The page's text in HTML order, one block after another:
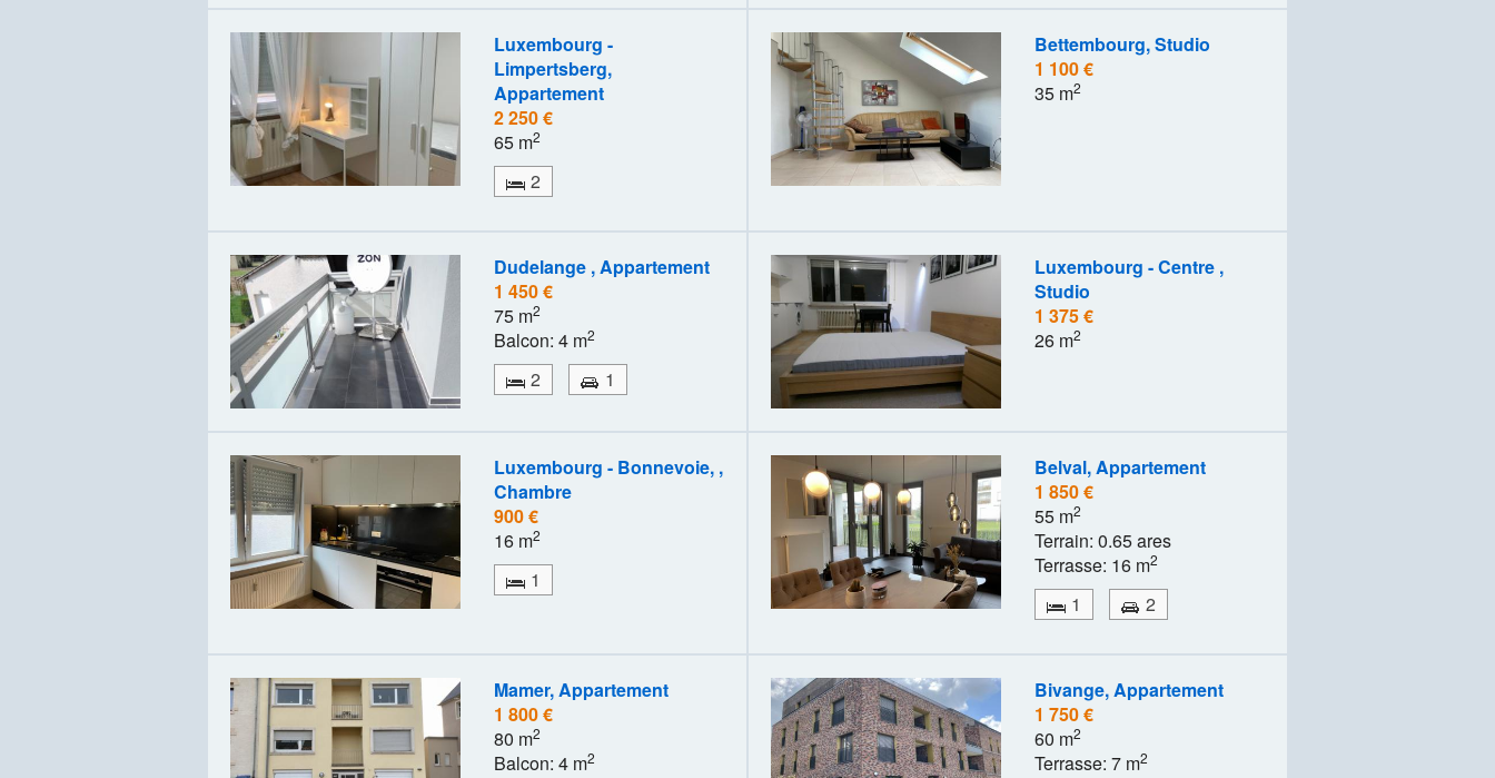
Luxembourg -
Limpertsberg,
Appartement
2 250 €
65 m2
2
Bettembourg, Studio
1 100 €
35 m2
Dudelange , Appartement
1 450 €
75 m2
Balcon: 4 m2
2 1
Luxembourg - Centre ,
Studio
1 375 €
26 m2
Luxembourg - Bonnevoie, ,
Chambre
900 €
16 m2
1
Belval, Appartement
1 850 €
55 m2
Terrain: 0.65 ares
Terrasse: 16 m2
1 2
Mamer, Appartement
1 800 €
80 m2
Balcon: 4 m2
Bivange, Appartement
1 750 €
60 m2
Terrasse: 7 m2